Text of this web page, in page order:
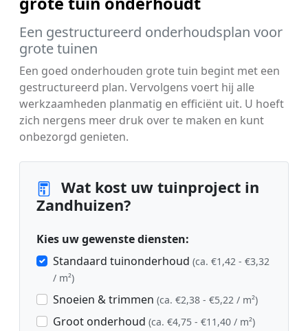
Een gestructureerd onderhoudsplan voor
grote tuinen
Een goed onderhouden grote tuin begint met een
gestructureerd plan. Vervolgens voert hij alle
werkzaamheden planmatig en efficiënt uit. U hoeft
zich nergens meer druk over te maken en kunt
onbezorgd genieten.
Wat kost uw tuinproject in
Zandhuizen?
Kies uw gewenste diensten:
Standaard tuinonderhoud (ca. €1,42 - €3,32
/ m²)
Snoeien & trimmen (ca. €2,38 - €5,22 / m²)
Groot onderhoud (ca. €4,75 - €11,40 / m²)